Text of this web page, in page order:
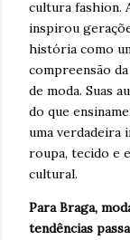
cultura fashion.
inspirou
história como
compreensão
de moda. Suas
do que
uma verdadeira
roupa, tecido e
cultural.
Para Braga,
tendências